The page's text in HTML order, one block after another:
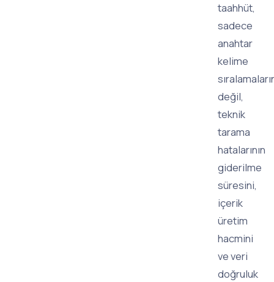
taahhüt,
sadece
anahtar
kelime
değil,
teknik
tarama
hatalarının
giderilme
süresini,
içerik
üretim
hacmini
ve veri
doğruluk